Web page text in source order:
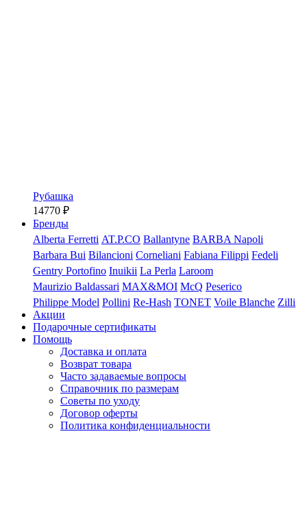
Рубашка
14770 ₽
Бренды
Alberta Ferretti AT.P.CO Ballantyne BARBA Napoli
Barbara Bui Bilancioni Corneliani Fabiana Filippi Fedeli
Gentry Portofino Inuikii La Perla Laroom
Maurizio Baldassari MAX&MOI McQ Peserico
Philippe Model Pollini Re-Hash TONET Voile Blanche Zilli
Акции
Подарочные сертификаты
Помощь
Доставка и оплата
Возврат товара
Часто задаваемые вопросы
Справочник по размерам
Советы по уходу
Договор оферты
Политика конфиденциальности